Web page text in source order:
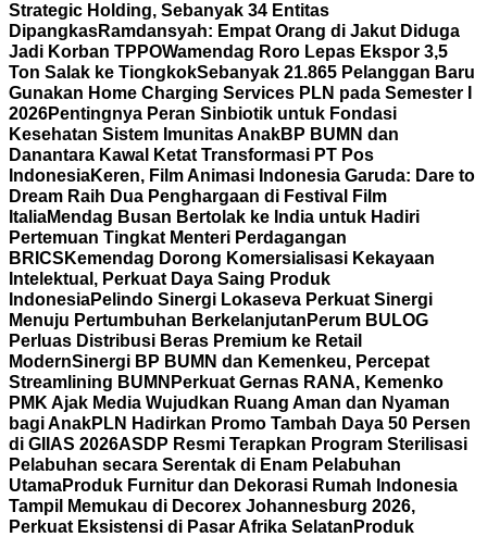
Strategic Holding, Sebanyak 34 Entitas
DipangkasRamdansyah: Empat Orang di Jakut Diduga
Jadi Korban TPPOWamendag Roro Lepas Ekspor 3,5
Ton Salak ke TiongkokSebanyak 21.865 Pelanggan Baru
Gunakan Home Charging Services PLN pada Semester I
2026Pentingnya Peran Sinbiotik untuk Fondasi
Kesehatan Sistem Imunitas AnakBP BUMN dan
Danantara Kawal Ketat Transformasi PT Pos
IndonesiaKeren, Film Animasi Indonesia Garuda: Dare to
Dream Raih Dua Penghargaan di Festival Film
ItaliaMendag Busan Bertolak ke India untuk Hadiri
Pertemuan Tingkat Menteri Perdagangan
BRICS Kemendag Dorong Komersialisasi Kekayaan
Intelektual, Perkuat Daya Saing Produk
IndonesiaPelindo Sinergi Lokaseva Perkuat Sinergi
Menuju Pertumbuhan Berkelanjutan Perum BULOG
Perluas Distribusi Beras Premium ke Retail
ModernSinergi BP BUMN dan Kemenkeu, Percepat
Streamlining BUMN Perkuat Gernas RANA, Kemenko
PMK Ajak Media Wujudkan Ruang Aman dan Nyaman
bagi AnakPLN Hadirkan Promo Tambah Daya 50 Persen
di GIIAS 2026ASDP Resmi Terapkan Program Sterilisasi
Pelabuhan secara Serentak di Enam Pelabuhan
UtamaProduk Furnitur dan Dekorasi Rumah Indonesia
Tampil Memukau di Decorex Johannesburg 2026,
Perkuat Eksistensi di Pasar Afrika Selatan Produk